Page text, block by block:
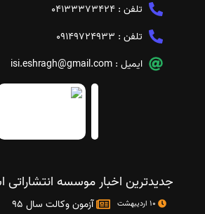
تلفن : 04133373424
تلفن : 09149724933
ایمیل : isi.eshragh@gmail.com
جدیدترین اخبار موسسه انتشاراتی
آزمون وکالت سال 95